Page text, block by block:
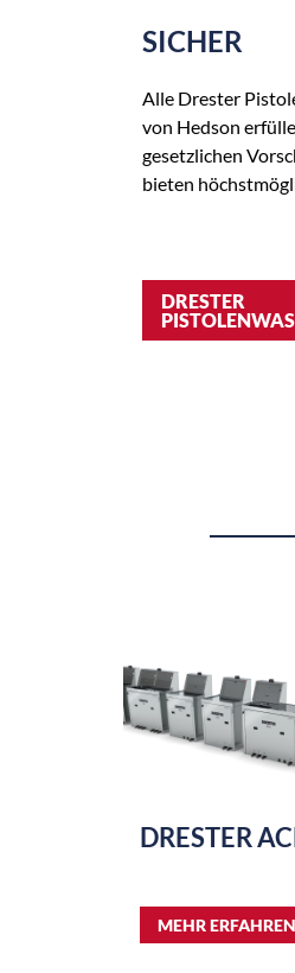
SICHER
Alle Drester
von Hedson
gesetzlichen
bieten
DRESTER
DRESTER
MEHR ERFAHREN